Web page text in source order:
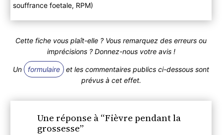
souffrance foetale, RPM)
Cette fiche vous plaît-elle ? Vous remarquez des erreurs ou
imprécisions ? Donnez-nous votre avis !
Un formulaire
et les commentaires publics ci-dessous sont
prévus à cet effet.
Une réponse à “Fièvre pendant la
grossesse”